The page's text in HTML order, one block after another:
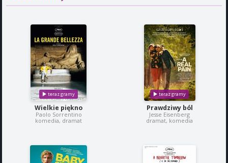
Wielkie piękno
Paolo Sorrentino
komedia, dramat
Prawdziwy ból
Jesse Eisenberg
dramat, komedia